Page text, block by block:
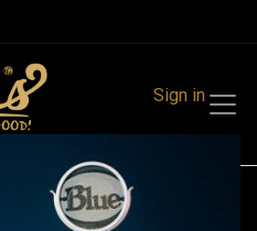
Sign in